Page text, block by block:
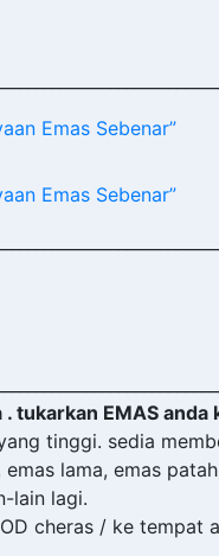
Emas Sebenar”
Emas Sebenar”
tukarkan EMAS anda
tinggi. sedia
lama, emas
lain lagi.
cheras / ke tempat